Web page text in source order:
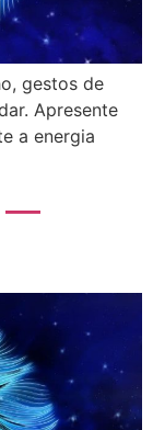
gestos de
Apresente
a energia
—